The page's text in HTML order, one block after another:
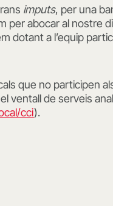
imputs, per una
per abocar al nostre
dotant a l’equip
que no participen
ventall de serveis
cci).